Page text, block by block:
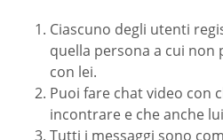
Ciascuno degli utenti
quella persona a cui
con lei.
Puoi fare chat video con
incontrare e che anche
Tutti i messaggi sono